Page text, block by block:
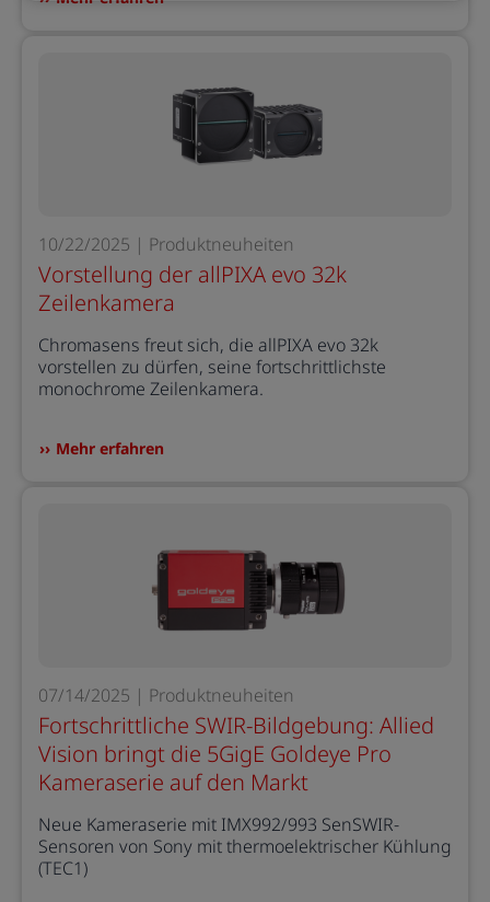
10/22/2025 | Produktneuheiten
Vorstellung der allPIXA evo 32k
Zeilenkamera
Chromasens freut sich, die allPIXA evo 32k
vorstellen zu dürfen, seine fortschrittlichste
monochrome Zeilenkamera.
Mehr erfahren
07/14/2025 | Produktneuheiten
Fortschrittliche SWIR-Bildgebung: Allied
Vision bringt die 5GigE Goldeye Pro
Kameraserie auf den Markt
Neue Kameraserie mit IMX992/993 SenSWIR-
Sensoren von Sony mit thermoelektrischer Kühlung
(TEC1)